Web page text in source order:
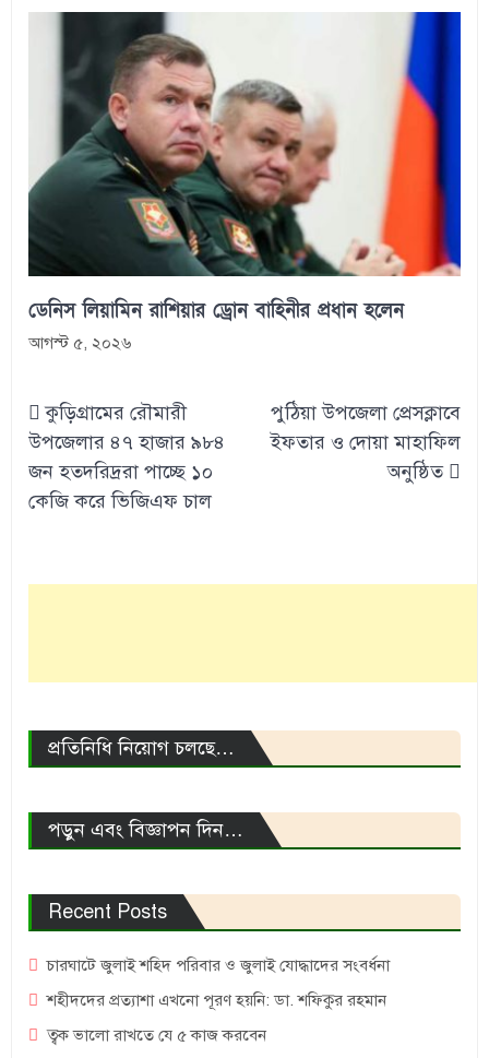
ডেনিস লিয়ামিন রাশিয়ার ড্রোন বাহিনীর প্রধান হলেন
আগস্ট ৫, ২০২৬
Post
navigation
কুড়িগ্রামের রৌমারী
উপজেলার ৪৭ হাজার ৯৮৪
জন হতদরিদ্ররা পাচ্ছে ১০
কেজি করে ভিজিএফ চাল
পুঠিয়া উপজেলা প্রেসক্লাবে
ইফতার ও দোয়া মাহাফিল
অনুষ্ঠিত
প্রতিনিধি নিয়োগ চলছে…
পড়ুন এবং বিজ্ঞাপন দিন…
Recent Posts
চারঘাটে জুলাই শহিদ পরিবার ও জুলাই যোদ্ধাদের সংবর্ধনা
শহীদদের প্রত্যাশা এখনো পূরণ হয়নি: ডা. শফিকুর রহমান
ত্বক ভালো রাখতে যে ৫ কাজ করবেন